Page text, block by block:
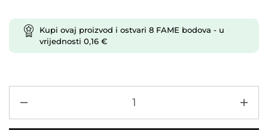
Kupi ovaj proizvod i ostvari 8 FAME bodova - u
vrijednosti 0,16 €